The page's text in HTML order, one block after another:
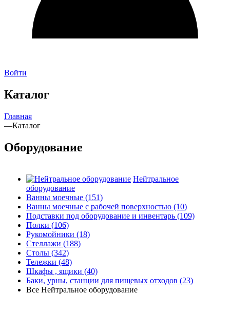
Войти
Каталог
Главная
—Каталог
Оборудование
Нейтральное
оборудование
Ванны моечные (151)
Ванны моечные с рабочей поверхностью (10)
Подставки под оборудование и инвентарь (109)
Полки (106)
Рукомойники (18)
Стеллажи (188)
Столы (342)
Тележки (48)
Шкафы , ящики (40)
Баки, урны, станции для пищевых отходов (23)
Все Нейтральное оборудование